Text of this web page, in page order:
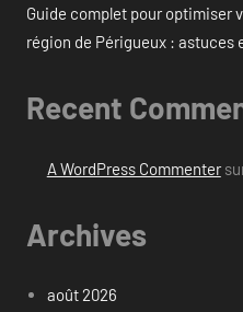
Guide complet pour optimiser
région de Périgueux : astuces
Recent
A WordPress Commenter
Archives
août 2026